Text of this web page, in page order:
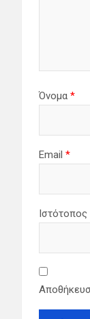
Όνομα *
Email *
Ιστότοπος